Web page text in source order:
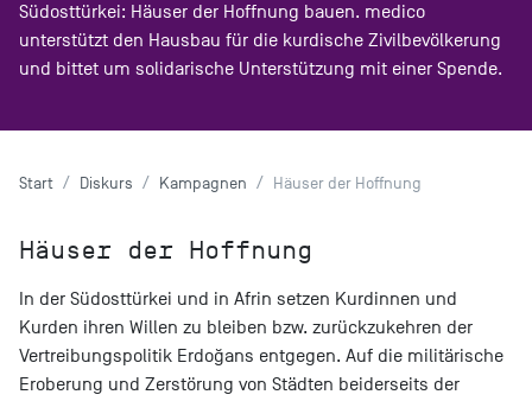
Südosttürkei: Häuser der Hoffnung bauen. medico
unterstützt den Hausbau für die kurdische Zivilbevölkerung
und bittet um solidarische Unterstützung mit einer Spende.
Start Diskurs Kampagnen Häuser der Hoffnung
Häuser der Hoffnung
In der Südosttürkei und in Afrin setzen Kurdinnen und
Kurden ihren Willen zu bleiben bzw. zurückzukehren der
Vertreibungspolitik Erdoğans entgegen. Auf die militärische
Eroberung und Zerstörung von Städten beiderseits der